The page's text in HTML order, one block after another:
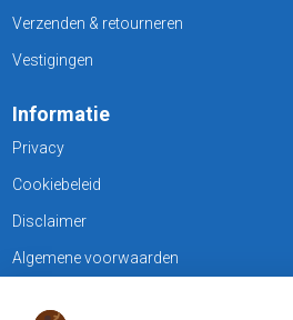
Verzenden & retourneren
Vestigingen
Informatie
Privacy
Cookiebeleid
Disclaimer
Algemene voorwaarden